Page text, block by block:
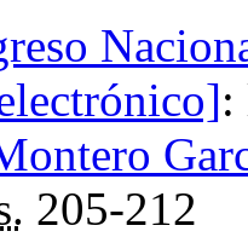
:
205-212